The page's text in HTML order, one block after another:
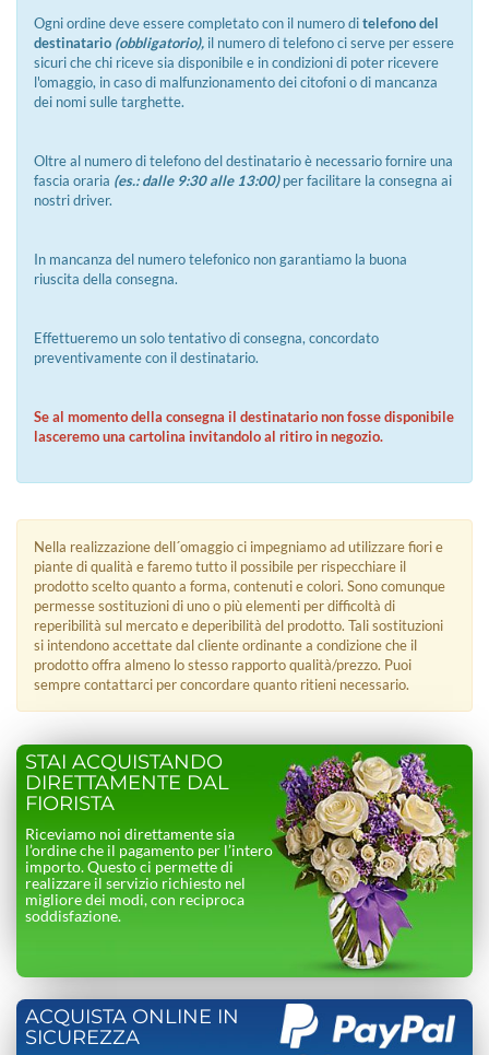
Ogni ordine deve essere completato con il numero ditelefono del
destinatario (obbligatorio), il numero di telefono ci serve per essere
sicuri che chi riceve sia disponibile e in condizioni di poter ricevere
l'omaggio, in caso di malfunzionamento dei citofoni o di mancanza
dei nomi sulle targhette.
Oltre al numero di telefono del destinatario è necessario fornire una
fascia oraria (es.: dalle 9:30 alle 13:00)per facilitare la consegna ai
nostri driver.
In mancanza del numero telefonico non garantiamo la buona
riuscita della consegna.
Effettueremo un solo tentativo di consegna, concordato
preventivamente con il destinatario.
Se al momento della consegna il destinatario non fosse disponibile
lasceremo una cartolina invitandolo al ritiro in negozio.
Nella realizzazione dell´omaggio ci impegniamo ad utilizzare fiori e
piante di qualità e faremo tutto il possibile per rispecchiare il
prodotto scelto quanto a forma, contenuti e colori. Sono comunque
permesse sostituzioni di uno o più elementi per difficoltà di
reperibilità sul mercato e deperibilità del prodotto. Tali sostituzioni
si intendono accettate dal cliente ordinante a condizione che il
prodotto offra almeno lo stesso rapporto qualità/prezzo. Puoi
sempre contattarci per concordare quanto ritieni necessario.
STAI ACQUISTANDO
DIRETTAMENTE DAL
FIORISTA
Riceviamo noi direttamente sia
l’ordine che il pagamento per l’intero
importo. Questo ci permette di
realizzare il servizio richiesto nel
migliore dei modi, con reciproca
soddisfazione.
ACQUISTA ONLINE IN
SICUREZZA